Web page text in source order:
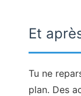
Et
Tu ne
plan. Des